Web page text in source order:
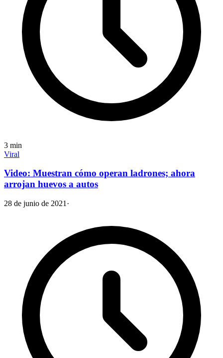
3 min
Viral
Video: Muestran cómo operan ladrones; ahora
arrojan huevos a autos
28 de junio de 2021 ·